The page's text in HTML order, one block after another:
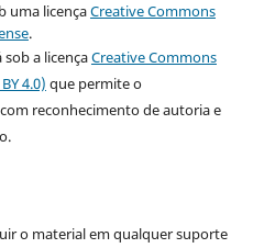
uma licençaCreative Commons
.
a licençaCreative Commons
4.0) que permite o
reconhecimento de autoria e
o material em qualquer suporte